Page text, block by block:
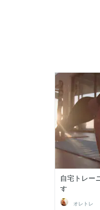
自宅トレー
す
オレトレ